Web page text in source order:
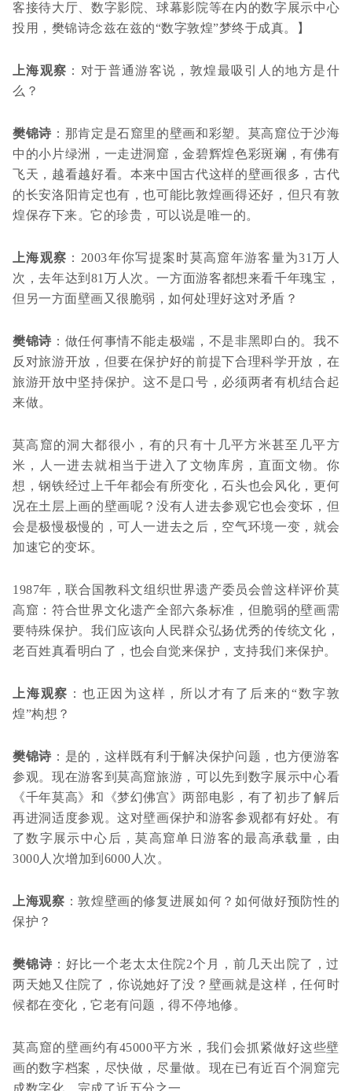
客接待大厅、数字影院、球幕影院等在内的数字展示中心
投用，樊锦诗念兹在兹的“数字敦煌”梦终于成真。】
上海观察 ：对于普通游客说，敦煌最吸引人的地方是什
么？
樊锦诗 ：那肯定是石窟里的壁画和彩塑。莫高窟位于沙海
中的小片绿洲，一走进洞窟，金碧辉煌色彩斑斓，有佛有
飞天，越看越好看。本来中国古代这样的壁画很多，古代
的长安洛阳肯定也有，也可能比敦煌画得还好，但只有敦
煌保存下来。它的珍贵，可以说是唯一的。
上海观察 ：2003年你写提案时莫高窟年游客量为31万人
次，去年达到81万人次。一方面游客都想来看千年瑰宝，
但另一方面壁画又很脆弱，如何处理好这对矛盾？
樊锦诗 ：做任何事情不能走极端，不是非黑即白的。我不
反对旅游开放，但要在保护好的前提下合理科学开放，在
旅游开放中坚持保护。这不是口号，必须两者有机结合起
来做。
莫高窟的洞大都很小，有的只有十几平方米甚至几平方
米，人一进去就相当于进入了文物库房，直面文物。你
想，钢铁经过上千年都会有所变化，石头也会风化，更何
况在土层上画的壁画呢？没有人进去参观它也会变坏，但
会是极慢极慢的，可人一进去之后，空气环境一变，就会
加速它的变坏。
1987年，联合国教科文组织世界遗产委员会曾这样评价莫
高窟：符合世界文化遗产全部六条标准，但脆弱的壁画需
要特殊保护。我们应该向人民群众弘扬优秀的传统文化，
老百姓真看明白了，也会自觉来保护，支持我们来保护。
上海观察 ：也正因为这样，所以才有了后来的“数字敦
煌”构想？
樊锦诗 ：是的，这样既有利于解决保护问题，也方便游客
参观。现在游客到莫高窟旅游，可以先到数字展示中心看
《千年莫高》和《梦幻佛宫》两部电影，有了初步了解后
再进洞适度参观。这对壁画保护和游客参观都有好处。有
了数字展示中心后，莫高窟单日游客的最高承载量，由
3000人次增加到6000人次。
上海观察 ：敦煌壁画的修复进展如何？如何做好预防性的
保护？
樊锦诗 ：好比一个老太太住院2个月，前几天出院了，过
两天她又住院了，你说她好了没？壁画就是这样，任何时
候都在变化，它老有问题，得不停地修。
莫高窟的壁画约有45000平方米，我们会抓紧做好这些壁
画的数字档案，尽快做，尽量做。现在已有近百个洞窟完